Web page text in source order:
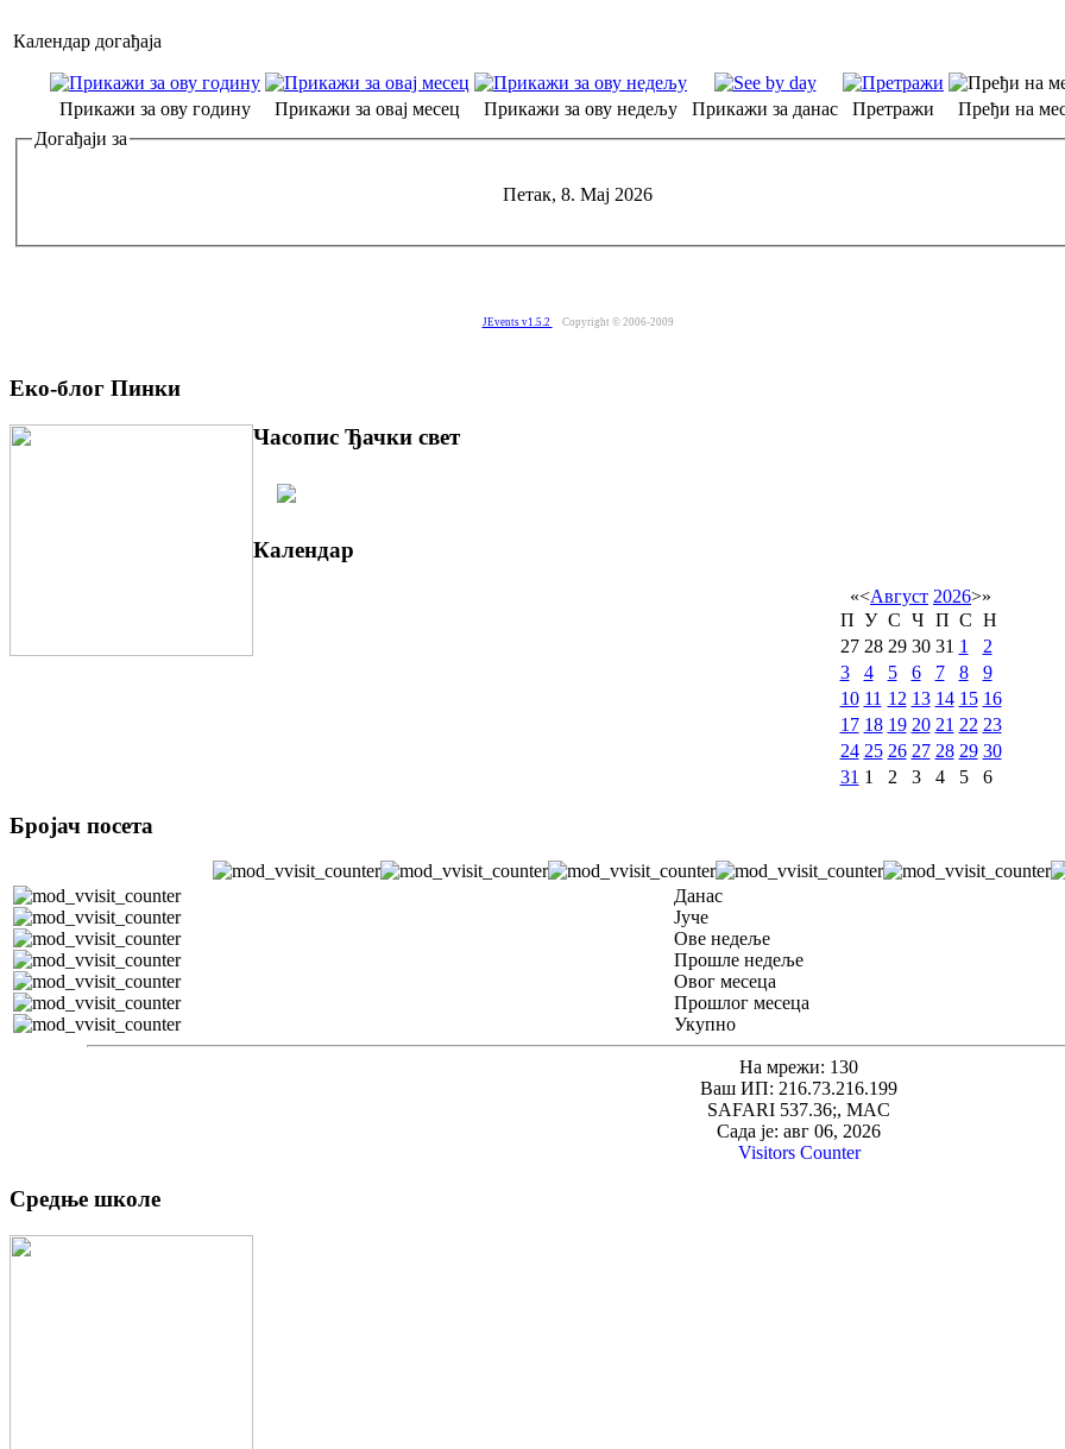
Календар догађаја
Прикажи за ову годину Прикажи за овај месец Прикажи за ову недељу Прикажи за данас Претражи
Пређи на
Догађаји за
Петак, 8. Мај 2026
JEvents v1.5.2 Copyright © 2006-2009
Еко-блог Пинки
Часопис Ђачки свет
Календар
«<Август 2026>»
П У С Ч П С Н
27 28 29 30 31 1
2
3
4 5 6 7 8
9
10 11 12 13 14 15 16
17 18 19 20 21 22 23
24 25 26 27 28 29 30
31 1 2 3 4 5 6
Бројач посета
Данас
Јуче
Ове недеље
Прошле недеље
Овог месеца
Прошлог месеца
Укупно
На мрежи: 130
Ваш ИП: 216.73.216.199
SAFARI 537.36;, MAC
Сада је: авг 06, 2026
Visitors Counter
Средње школе